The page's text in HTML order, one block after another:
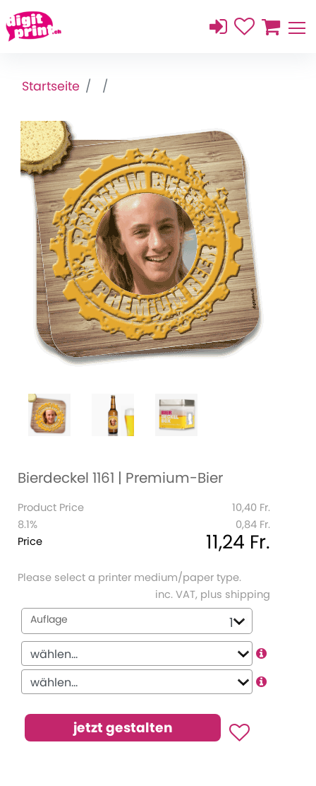
Startseite
Bierdeckel 1161 | Premium-Bier
Product Price
10,40 Fr.
8.1%
0,84 Fr.
Price
11,24 Fr.
Please select a printer medium/paper type.
inc. VAT, plus shipping
Auflage